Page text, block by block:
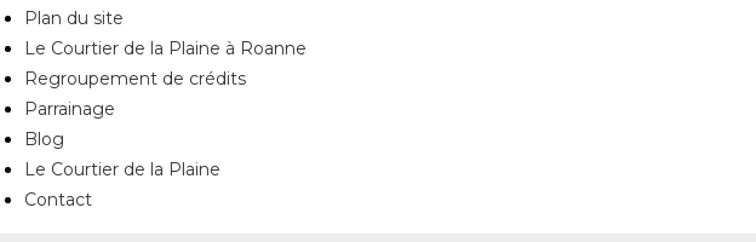
Plan du site
Le Courtier de la Plaine à Roanne
Regroupement de crédits
Parrainage
Blog
Le Courtier de la Plaine
Contact